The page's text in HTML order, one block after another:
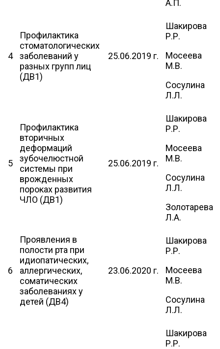
А.П.
4
Профилактика
стоматологических
заболеваний у
разных групп лиц
(ДВ1)
25.06.2019 г.
Шакирова
Р.Р.
Мосеева
М.В.
Сосулина
Л.Л.
5
Профилактика
вторичных
деформаций
зубочелюстной
системы при
врожденных
пороках развития
ЧЛО (ДВ1)
25.06.2019 г.
Шакирова
Р.Р.
Мосеева
М.В.
Сосулина
Л.Л.
Золотарева
Л.А.
6
Проявления в
полости рта при
идиопатических,
аллергических,
соматических
заболеваниях у
детей (ДВ4)
23.06.2020 г.
Шакирова
Р.Р.
Мосеева
М.В.
Сосулина
Л.Л.
Шакирова
Р.Р.